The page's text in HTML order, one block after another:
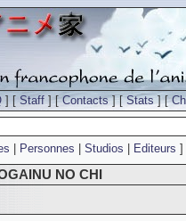
] [Staff ] [Contacts] [Stats] [
Personnes Studios Editeurs ]
NO CHI